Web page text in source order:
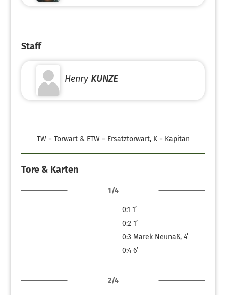
Staff
Henry KUNZE
TW = Torwart & ETW = Ersatztorwart, K = Kapitän
Tore & Karten
1/4
0:1 1’
0:2 1’
0:3 Marek Neunaß, 4’
0:4 6’
2/4